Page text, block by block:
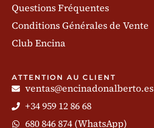
Questions Fréquentes
Conditions Générales de Vente
Club Encina
ATTENTION AU CLIENT
ventas@encinadonalberto.es
+34 959 12 86 68
680 846 874 (WhatsApp)